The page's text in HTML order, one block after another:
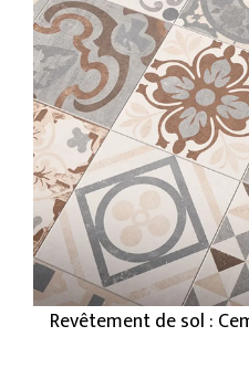
Revêtement de sol :